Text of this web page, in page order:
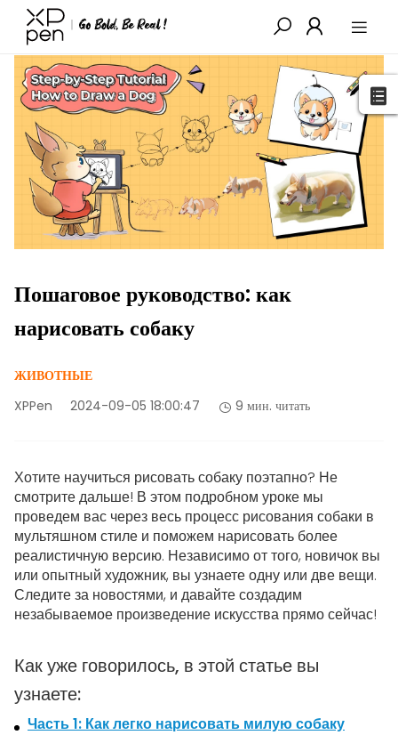
XPPen > Блог > Учебники по рисованию Подробности
Пошаговое руководство: как
нарисовать собаку
ЖИВОТНЫЕ
XPPen
2024-09-05 18:00:47 9 мин. читать
Хотите научиться рисовать собаку поэтапно? Не
смотрите дальше! В этом подробном уроке мы
проведем вас через весь процесс рисования собаки в
мультяшном стиле и поможем нарисовать более
реалистичную версию. Независимо от того, новичок вы
или опытный художник, вы узнаете одну или две вещи.
Следите за новостями, и давайте создадим
незабываемое произведение искусства прямо сейчас!
Как уже говорилось, в этой статье вы
узнаете:
Часть 1: Как легко нарисовать милую собаку